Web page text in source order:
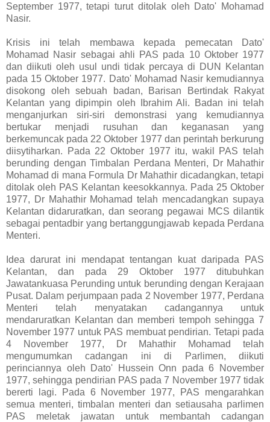
September 1977, tetapi turut ditolak oleh Dato' Mohamad
Nasir.
Krisis ini telah membawa kepada pemecatan Dato'
Mohamad Nasir sebagai ahli PAS pada 10 Oktober 1977
dan diikuti oleh usul undi tidak percaya di DUN Kelantan
pada 15 Oktober 1977. Dato' Mohamad Nasir kemudiannya
disokong oleh sebuah badan, Barisan Bertindak Rakyat
Kelantan yang dipimpin oleh Ibrahim Ali. Badan ini telah
menganjurkan siri-siri demonstrasi yang kemudiannya
bertukar menjadi rusuhan dan keganasan yang
berkemuncak pada 22 Oktober 1977 dan perintah berkurung
diisytiharkan. Pada 22 Oktober 1977 itu, wakil PAS telah
berunding dengan Timbalan Perdana Menteri, Dr Mahathir
Mohamad di mana Formula Dr Mahathir dicadangkan, tetapi
ditolak oleh PAS Kelantan keesokkannya. Pada 25 Oktober
1977, Dr Mahathir Mohamad telah mencadangkan supaya
Kelantan didaruratkan, dan seorang pegawai MCS dilantik
sebagai pentadbir yang bertanggungjawab kepada Perdana
Menteri.
Idea darurat ini mendapat tentangan kuat daripada PAS
Kelantan, dan pada 29 Oktober 1977 ditubuhkan
Jawatankuasa Perunding untuk berunding dengan Kerajaan
Pusat. Dalam perjumpaan pada 2 November 1977, Perdana
Menteri telah menyatakan cadangannya untuk
mendaruratkan Kelantan dan memberi tempoh sehingga 7
November 1977 untuk PAS membuat pendirian. Tetapi pada
4 November 1977, Dr Mahathir Mohamad telah
mengumumkan cadangan ini di Parlimen, diikuti
perinciannya oleh Dato' Hussein Onn pada 6 November
1977, sehingga pendirian PAS pada 7 November 1977 tidak
bererti lagi. Pada 6 November 1977, PAS mengarahkan
semua menteri, timbalan menteri dan setiausaha parlimen
PAS meletak jawatan untuk membantah cadangan